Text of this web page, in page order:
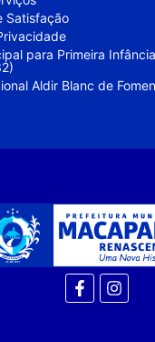
Satisfação
para Primeira
Aldir Blanc de